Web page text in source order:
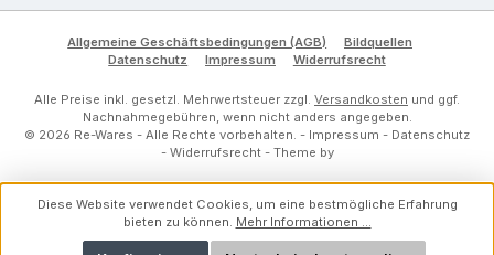
Allgemeine Geschäftsbedingungen (AGB)
Bildquellen
Datenschutz
Impressum Widerrufsrecht
Alle Preise inkl. gesetzl. Mehrwertsteuer zzgl. Versandkosten und ggf.
Nachnahmegebühren, wenn nicht anders angegeben.
© 2026 Re-Wares - Alle Rechte vorbehalten. - Impressum - Datenschutz
- Widerrufsrecht- Theme by
Diese Website verwendet Cookies, um eine bestmögliche Erfahrung
bieten zu können. Mehr Informationen ...